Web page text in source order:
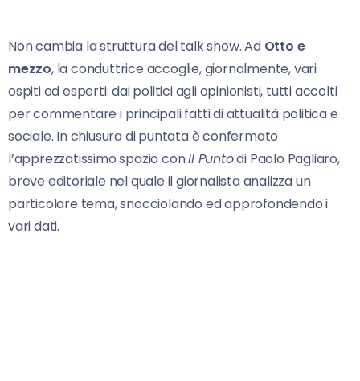
Non cambia la struttura del talk show. Ad Otto e
mezzo, la conduttrice accoglie, giornalmente, vari
ospiti ed esperti: dai politici agli opinionisti, tutti accolti
per commentare i principali fatti di attualità politica e
sociale. In chiusura di puntata è confermato
l’apprezzatissimo spazio conIl Puntodi Paolo Pagliaro,
breve editoriale nel quale il giornalista analizza un
particolare tema, snocciolando ed approfondendo i
vari dati.